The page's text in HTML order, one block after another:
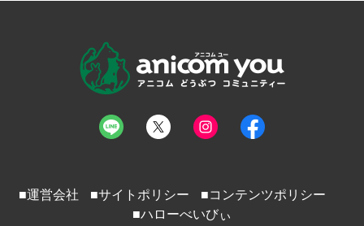
■運営会社 ■サイトポリシー
■コンテンツポリシー
■ハローべいびぃ